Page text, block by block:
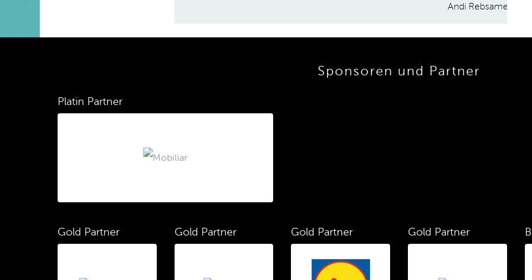
Andi Rebsamen
Sponsoren und Partner
Platin Partner
Gold Partner Gold Partner Gold Partner Gold Partner